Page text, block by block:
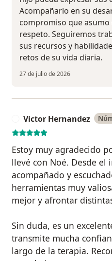
Acompañarlo en su
compromiso que
respeto. Seguiremos
sus recursos y
retos de su vida diaria.
27 de julio de 2026
Victor Hernandez
Estoy muy agradecido
llevé con Noé. Desde el
acompañado y
herramientas muy
mejor y afrontar
Sin duda, es un
transmite mucha
largo de la terapia.